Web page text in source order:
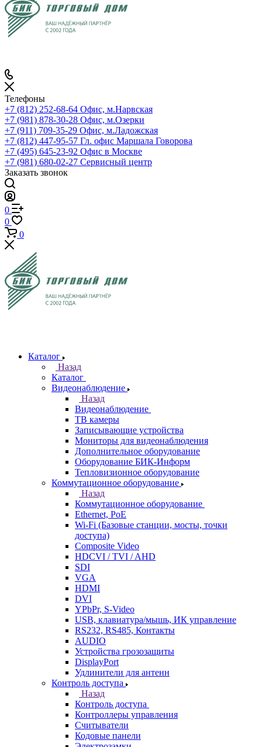
Телефоны
+7 (812) 252-68-64 Офис, м.Нарвская
+7 (981) 878-30-28 Офис, м.Озерки
+7 (911) 709-35-29 Офис, м.Ладожская
+7 (812) 447-95-57 Гл. офис Маршала Говорова
+7 (495) 645-23-92 Офис в Москве
+7 (981) 680-02-27 Сервисный центр
Заказать звонок
0
0
0
Каталог
Назад
Каталог
Видеонаблюдение
Назад
Видеонаблюдение
ТВ камеры
Записывающие устройства
Мониторы для видеонаблюдения
Дополнительное оборудование
Оборудование БИК-Информ
Тепловизионное оборудование
Коммутационное оборудование
Назад
Коммутационное оборудование
Ethernet, PoE
Wi-Fi (Базовые станции, мосты, точки
доступа)
Composite Video
HDCVI / TVI / AHD
SDI
VGA
HDMI
DVI
YPbPr, S-Video
USB, клавиатура/мышь, ИК управление
RS232, RS485, Контакты
AUDIO
Устройства грозозащиты
DisplayPort
Удлинители для антенн
Контроль доступа
Назад
Контроль доступа
Контроллеры управления
Считыватели
Кодовые панели